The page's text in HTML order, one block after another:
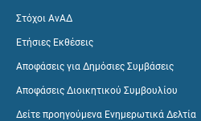
Στόχοι ΑνΑΔ
Ετήσιες Εκθέσεις
Αποφάσεις για Δημόσιες Συμβάσεις
Αποφάσεις Διοικητικού Συμβουλίου
Δείτε προηγούμενα Ενημερωτικά Δελτία